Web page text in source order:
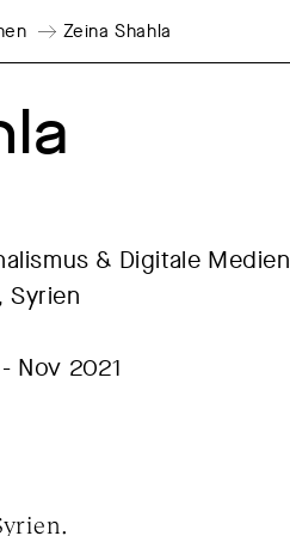
Zeina Shahla
& Digitale Medien
Syrien
Nov 2021